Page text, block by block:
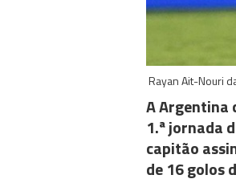
Rayan Ait-Nouri
A Argentina
1.ª jornada
capitão
de 16 golos